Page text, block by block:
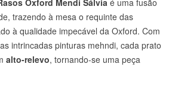
trazendo à mesa o requinte das
à qualidade impecável da Oxford. Com
intrincadas pinturas mehndi, cada prato
alto-relevo, tornando-se uma peça